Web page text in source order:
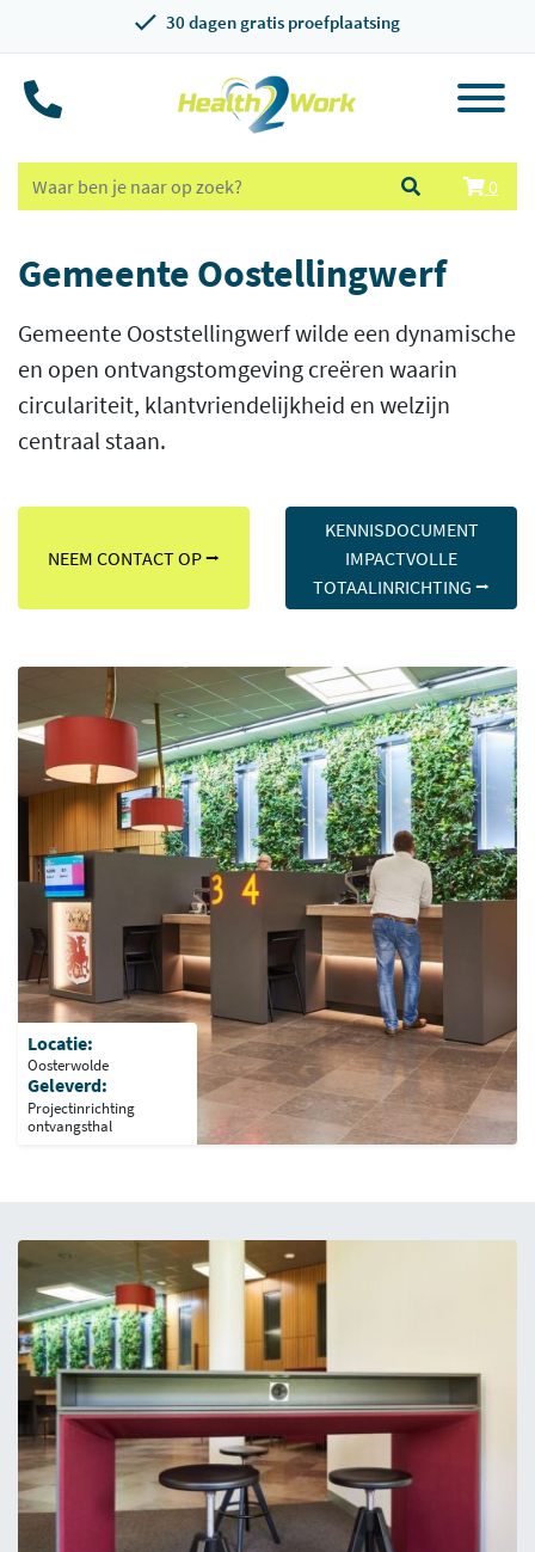
30 dagen gratis proefplaatsing
0
Gemeente Oostellingwerf
Gemeente Ooststellingwerf wilde een dynamische
en open ontvangstomgeving creëren waarin
circulariteit, klantvriendelijkheid en welzijn
centraal staan.
NEEM CONTACT OP ⭢
KENNISDOCUMENT
IMPACTVOLLE
TOTAALINRICHTING ⭢
Locatie:
Oosterwolde
Geleverd:
Projectinrichting
ontvangsthal